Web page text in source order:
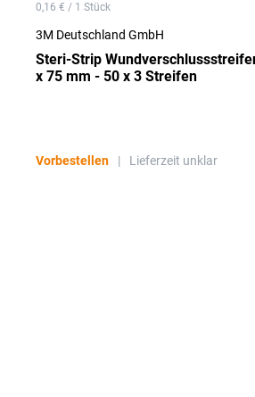
0,16 € / 1 Stück
3M Deutschland GmbH
Steri-Strip
x 75 mm - 50 x 3 Streifen
Vorbestellen | Lieferzeit unklar